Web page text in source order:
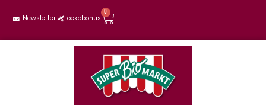
Newsletter oekobonus
0